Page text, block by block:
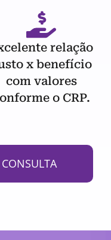
relação
x benefício
com valores
o CRP.